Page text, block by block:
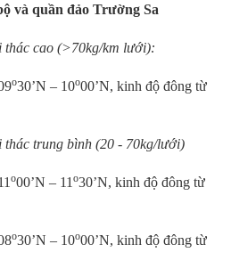
và quần đảo Trường Sa
thác cao (>70kg/km lưới):
o30’N – 10o00’N, kinh độ đông từ
thác trung bình (20 - 70kg/lưới)
o00’N – 11 o30’N, kinh độ đông từ
o30’N – 10o00’N, kinh độ đông từ